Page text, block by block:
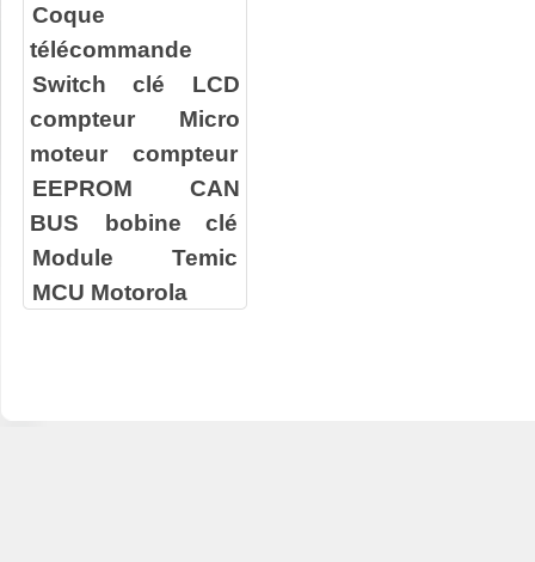
Coque
télécommande
Switch clé
LCD
compteur
Micro
moteur compteur
EEPROM
CAN
BUS
bobine clé
Module Temic
MCU Motorola